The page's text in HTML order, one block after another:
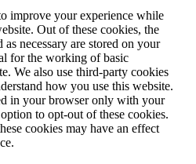
improve your experience while
Out of these cookies, the
necessary are stored on your
for the working of basic
We also use third-party cookies
how you use this website.
in your browser only with your
to opt-out of these cookies.
cookies may have an effect